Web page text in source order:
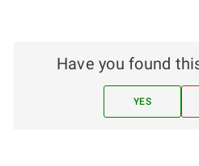
Have you found
YES